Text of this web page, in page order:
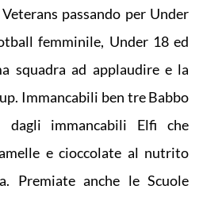
passando per Under
femminile, Under 18 ed
squadra ad applaudire e la
Immancabili ben tre Babbo
dagli immancabili Elfi che
e cioccolate al nutrito
Premiate anche le Scuole